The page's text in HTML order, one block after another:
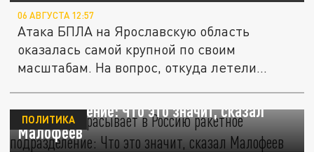
06 АВГУСТА 12:57
Атака БПЛА на Ярославскую область
оказалась самой крупной по своим
масштабам. На вопрос, откуда летели
КНДР "перебрасывает" в Россию ракетное
подразделение: Что это значит, сказал
Малофеев
ПОЛИТИКА